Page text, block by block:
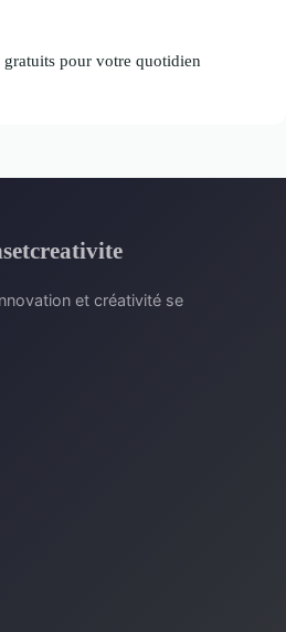
pour votre quotidien
et créativité se